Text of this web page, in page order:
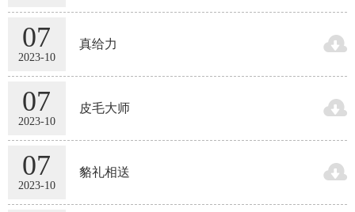
07
2023-10
真给力 
07
2023-10
皮毛大师 
07
2023-10
貉礼相送 